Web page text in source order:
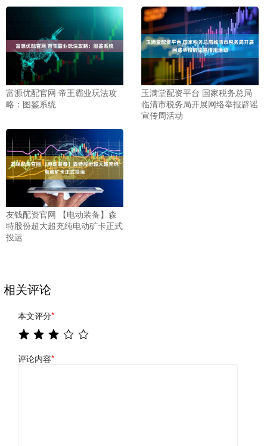
富源优配官网 帝王霸业玩法攻
略：图鉴系统
玉满堂配资平台 国家税务总局
临清市税务局开展网络举报辟谣
宣传周活动
友钱配资官网 【电动装备】森
特股份超大超充纯电动矿卡正式
投运
相关评论
本文评分*
评论内容*